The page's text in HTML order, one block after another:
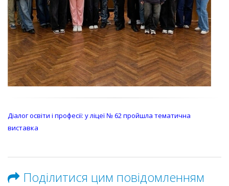
Діалог освіти і професії: у ліцеї № 62 пройшла тематична
виставка
Поділитися цим повідомленням